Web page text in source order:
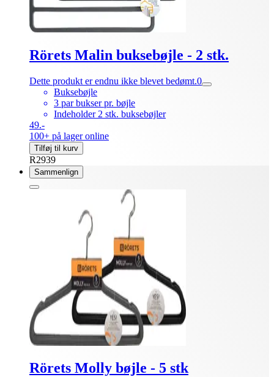
Rörets Malin buksebøjle - 2 stk.
Dette produkt er endnu ikke blevet bedømt.0
Buksebøjle
3 par bukser pr. bøjle
Indeholder 2 stk. buksebøjler
49.-
100+ på lager online
Tilføj til kurv
R2939
Sammenlign
Rörets Molly bøjle - 5 stk